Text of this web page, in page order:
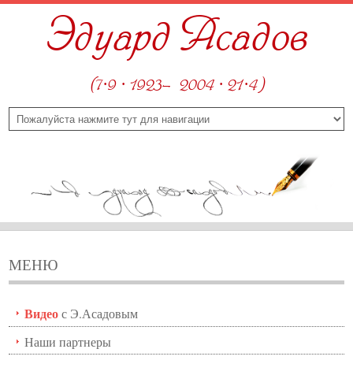
Эдуард Асадов
(7·9 · 1923—2004 · 21·4)
МЕНЮ
Видеос Э.Асадовым
Наши партнеры